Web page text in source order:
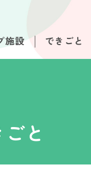
施設 できごと
と